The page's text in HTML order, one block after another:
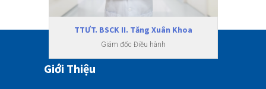
TTƯT. BSCK II. Tăng Xuân Khoa
Giám đốc Điều hành
Giới Thiệu